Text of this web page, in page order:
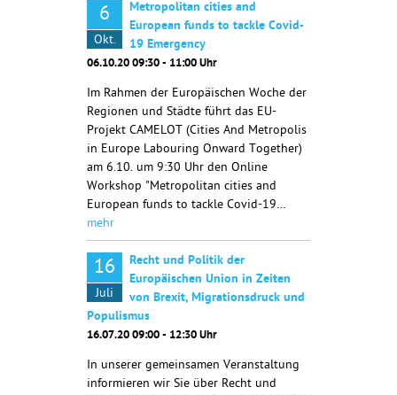
6
Okt.
Metropolitan cities and
European funds to tackle Covid-
19 Emergency
06.10.20 09:30 - 11:00 Uhr
Im Rahmen der Europäischen Woche der
Regionen und Städte führt das EU-
Projekt CAMELOT (Cities And Metropolis
in Europe Labouring Onward Together)
am 6.10. um 9:30 Uhr den Online
Workshop "Metropolitan cities and
European funds to tackle Covid-19…
mehr
16
Juli
Recht und Politik der
Europäischen Union in Zeiten
von Brexit, Migrationsdruck und
Populismus
16.07.20 09:00 - 12:30 Uhr
In unserer gemeinsamen Veranstaltung
informieren wir Sie über Recht und